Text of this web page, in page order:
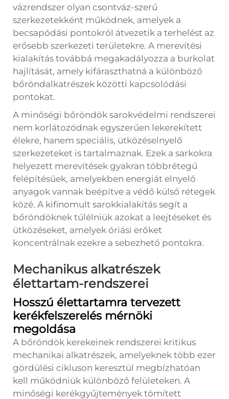
vázrendszer olyan csontváz-szerű
szerkezetekként működnek, amelyek a
becsapódási pontokról átvezetik a terhelést az
erősebb szerkezeti területekre. A merevítési
kialakítás továbbá megakadályozza a burkolat
hajlítását, amely kifáraszthatná a különböző
bőröndalkatrészek közötti kapcsolódási
pontokat.
A minőségi bőröndök sarokvédelmi rendszerei
nem korlátozódnak egyszerűen lekerekített
élekre, hanem speciális, ütközéselnyelő
szerkezeteket is tartalmaznak. Ezek a sarkokra
helyezett merevítések gyakran többrétegű
felépítésűek, amelyekben energiát elnyelő
anyagok vannak beépítve a védő külső rétegek
közé. A kifinomult sarokkialakítás segít a
bőröndöknek túlélniük azokat a leejtéseket és
ütközéseket, amelyek óriási erőket
koncentrálnak ezekre a sebezhető pontokra.
Mechanikus alkatrészek
élettartam-rendszerei
Hosszú élettartamra tervezett
kerékfelszerelés mérnöki
megoldása
A bőröndök kerekeinek rendszerei kritikus
mechanikai alkatrészek, amelyeknek több ezer
gördülési cikluson keresztül megbízhatóan
kell működniük különböző felületeken. A
minőségi kerékgyűjtemények tömített